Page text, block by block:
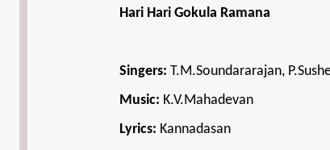
Hari Hari Gokula Ramana
Singers: T.M.Soundararajan,
Music: K.V.Mahadevan
Lyrics: Kannadasan